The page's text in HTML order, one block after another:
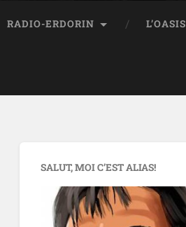
RADIO-ERDORIN L’OASIS
SALUT, MOI C’EST ALIAS!